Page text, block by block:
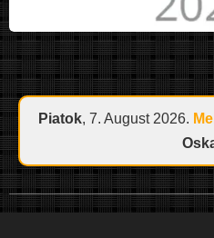
Piatok, 7. August 2026.